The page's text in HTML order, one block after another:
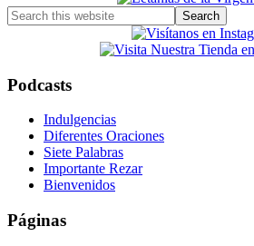
Search
this
Podcasts
Indulgencias
Diferentes Oraciones
Siete Palabras
Importante Rezar
Bienvenidos
Páginas